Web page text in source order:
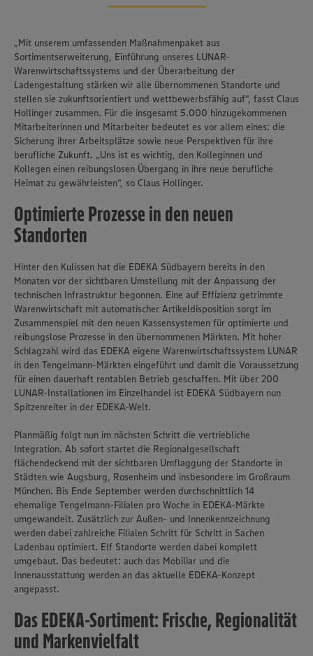
ein bestmögliches Nutzungserlebnis unserer Website zu
ermöglichen. Wir verwenden Ihre Daten, um unsere
Website zu personalisieren und Ihnen möglichst relevante
Inhalte anzubieten. Ihre Einwilligung in die Nutzung von
„Mit unserem umfassenden Maßnahmenpaket aus
Sortimentserweiterung, Einführung unseres LUNAR-
Warenwirtschaftssystems und der Überarbeitung der
Ladengestaltung stärken wir alle übernommenen Standorte und
stellen sie zukunftsorientiert und wettbewerbsfähig auf“, fasst Claus
Hollinger zusammen. Für die insgesamt 5.000 hinzugekommenen
Mitarbeiterinnen und Mitarbeiter bedeutet es vor allem eines: die
Sicherung ihrer Arbeitsplätze sowie neue Perspektiven für ihre
berufliche Zukunft. „Uns ist es wichtig, den Kolleginnen und
Kollegen einen reibungslosen Übergang in ihre neue berufliche
Heimat zu gewährleisten“, so Claus Hollinger.
Optimierte Prozesse in den neuen
Standorten
Hinter den Kulissen hat die EDEKA Südbayern bereits in den
Monaten vor der sichtbaren Umstellung mit der Anpassung der
technischen Infrastruktur begonnen. Eine auf Effizienz getrimmte
Warenwirtschaft mit automatischer Artikeldisposition sorgt im
Zusammenspiel mit den neuen Kassensystemen für optimierte und
reibungslose Prozesse in den übernommenen Märkten. Mit hoher
Schlagzahl wird das EDEKA eigene Warenwirtschaftssystem LUNAR
in den Tengelmann-Märkten eingeführt und damit die Voraussetzung
für einen dauerhaft rentablen Betrieb geschaffen. Mit über 200
LUNAR-Installationen im Einzelhandel ist EDEKA Südbayern nun
Spitzenreiter in der EDEKA-Welt.
Planmäßig folgt nun im nächsten Schritt die vertriebliche
Integration. Ab sofort startet die Regionalgesellschaft
flächendeckend mit der sichtbaren Umflaggung der Standorte in
Städten wie Augsburg, Rosenheim und insbesondere im Großraum
München. Bis Ende September werden durchschnittlich 14
ehemalige Tengelmann-Filialen pro Woche in EDEKA-Märkte
umgewandelt. Zusätzlich zur Außen- und Innenkennzeichnung
werden dabei zahlreiche Filialen Schritt für Schritt in Sachen
Ladenbau optimiert. Elf Standorte werden dabei komplett
umgebaut. Das bedeutet: auch das Mobiliar und die
Innenausstattung werden an das aktuelle EDEKA-Konzept
angepasst.
Das EDEKA-Sortiment: Frische, Regionalität
und Markenvielfalt